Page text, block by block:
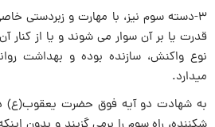
3-دسته سوم نیز، با مهارت و زبردستى
قدرت یا بر آن سوار می شوند و یا از کنار
نوع واکنش، سازنده بوده و بهداشت
میدارد.
به شهادت دو آیه فوق حضرت یعقوب‌(ع)